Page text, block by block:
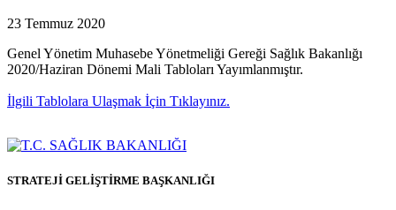
23 Temmuz 2020
Genel Yönetim Muhasebe Yönetmeliği Gereği Sağlık Bakanlığı
2020/Haziran Dönemi Mali Tabloları Yayımlanmıştır.
İlgili Tablolara Ulaşmak İçin Tıklayınız.
STRATEJİ GELİŞTİRME BAŞKANLIĞI